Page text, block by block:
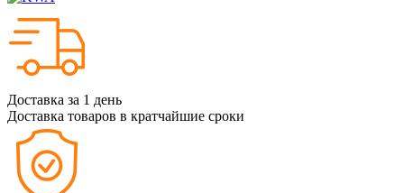
Доставка за 1 день
Доставка товаров в кратчайшие сроки